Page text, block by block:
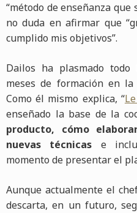
“método de enseñanza que
no duda en afirmar que
cumplido mis objetivos”.
Dailos ha plasmado
meses de formación en
Como él mismo explica, “
enseñado la base de la
producto, cómo
nuevas técnicas e
momento de presentar el
Aunque actualmente el
descarta, en un futuro,